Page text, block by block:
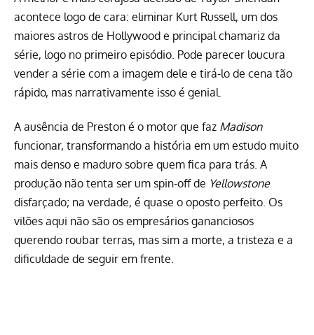
acontece logo de cara: eliminar Kurt Russell, um dos
maiores astros de Hollywood e principal chamariz da
série, logo no primeiro episódio. Pode parecer loucura
vender a série com a imagem dele e tirá-lo de cena tão
rápido, mas narrativamente isso é genial.
A ausência de Preston é o motor que faz Madison
funcionar, transformando a história em um estudo muito
mais denso e maduro sobre quem fica para trás. A
produção não tenta ser um spin-off de Yellowstone
disfarçado; na verdade, é quase o oposto perfeito. Os
vilões aqui não são os empresários gananciosos
querendo roubar terras, mas sim a morte, a tristeza e a
dificuldade de seguir em frente.